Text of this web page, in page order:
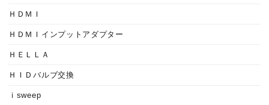
ＨＤＭＩ
ＨＤＭＩインプットアダプター
ＨＥＬＬＡ
ＨＩＤバルブ交換
ｉsweep